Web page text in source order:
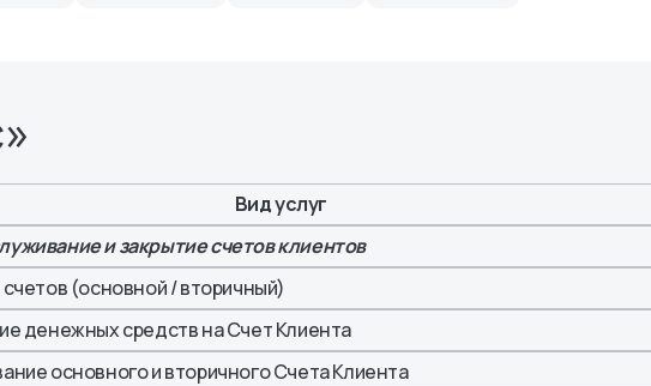
Вид услуг
и закрытие счетов клиентов
(основной / вторичный)
денежных средств на Счет Клиента
основного и вторичного Счета Клиента